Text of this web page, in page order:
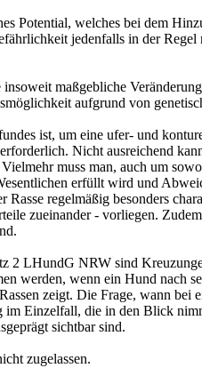
Potential, welches bei dem
jedenfalls in der
maßgebliche
aufgrund von
ist, um eine ufer- und
Nicht ausreichend
muss man, auch um
erfüllt wird und
Rasse regelmäßig besonders
zueinander - vorliegen.
2 LHundG NRW sind
werden, wenn ein Hund nach
zeigt. Die Frage, wann bei
Einzelfall, die in den Blick
sichtbar sind.
zugelassen.